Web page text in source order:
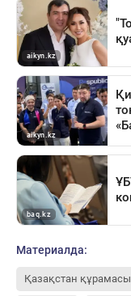
Материалда:
Қазақстан құрамасы